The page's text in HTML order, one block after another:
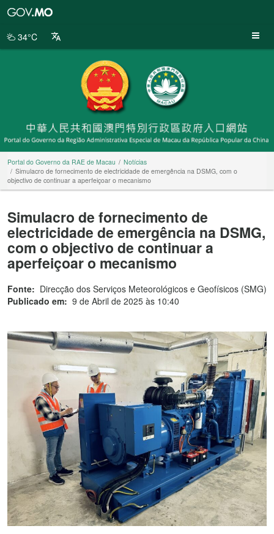
da
34°C
Portal do Governo da RAE de Macau
Notícias
Simulacro de fornecimento de electricidade de emergência na DSMG, com o
objectivo de continuar a aperfeiçoar o mecanismo
Simulacro de fornecimento de
electricidade de emergência na DSMG,
com o objectivo de continuar a
aperfeiçoar o mecanismo
Fonte: Direcção dos Serviços Meteorológicos e Geofísicos (SMG)
Publicado em: 9 de Abril de 2025 às 10:40